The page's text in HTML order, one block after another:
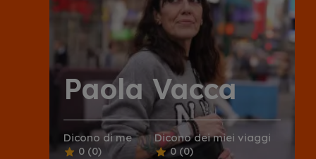
Paola Vacca
Dicono di me
0 (0)
Dicono dei miei viaggi
0(0)